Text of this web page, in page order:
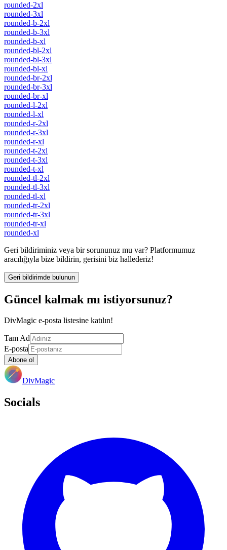
rounded-2xl
rounded-3xl
rounded-b-2xl
rounded-b-3xl
rounded-b-xl
rounded-bl-2xl
rounded-bl-3xl
rounded-bl-xl
rounded-br-2xl
rounded-br-3xl
rounded-br-xl
rounded-l-2xl
rounded-l-xl
rounded-r-2xl
rounded-r-3xl
rounded-r-xl
rounded-t-2xl
rounded-t-3xl
rounded-t-xl
rounded-tl-2xl
rounded-tl-3xl
rounded-tl-xl
rounded-tr-2xl
rounded-tr-3xl
rounded-tr-xl
rounded-xl
Geri bildiriminiz veya bir sorununuz mu var? Platformumuz
aracılığıyla bize bildirin, gerisini biz hallederiz!
Geri bildirimde bulunun
Güncel kalmak mı istiyorsunuz?
DivMagic e-posta listesine katılın!
Tam Ad
E-posta
Abone ol
DivMagic
Socials